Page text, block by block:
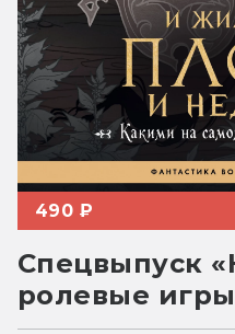
490 ₽
Спецвыпуск
ролевые